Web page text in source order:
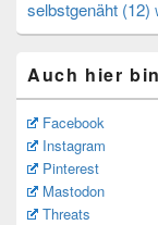
selbstgenäht (12)
Auch hier
Facebook
Instagram
Pinterest
Mastodon
Threats